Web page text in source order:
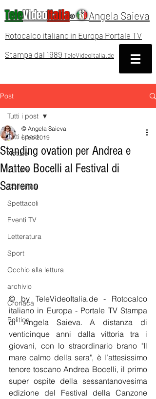
TeleVideoItalia® Angela Saieva
Rotocalco italiano in Europa Portale TV
Stampa dal 1989 TeleVideoItalia.de
Post
Tutti i post
Notizie
Cultura
Comunità
Spettacoli
Eventi TV
Letteratura
Sport
Occhio alla lettura
archivio
Cronaca
Politica
Tutti i post
Standing ovation per Andrea e
Matteo Bocelli al Festival di
Sanremo
© Angela Saieva
6 feb 2019
© by TeleVideoItalia.de - Rotocalco
italiano in Europa - Portale TV Stampa
di Angela Saieva. A distanza di
venticinque anni dalla vittoria tra i
giovani, con lo straordinario brano "Il
mare calmo della sera", è l’attesissimo
tenore toscano Andrea Bocelli, il primo
super ospite della sessantanovesima
edizione del Festival della Canzone